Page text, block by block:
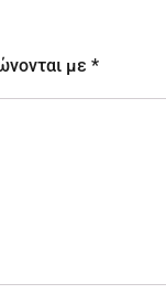
με*